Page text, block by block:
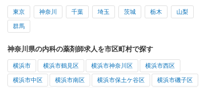
東京 神奈川 千葉 埼玉 茨城 栃木 山梨
群馬
神奈川県の内科の薬剤師求人を市区町村で探す
横浜市 横浜市鶴見区 横浜市神奈川区 横浜市西区
横浜市中区 横浜市南区 横浜市保土ケ谷区 横浜市磯子区